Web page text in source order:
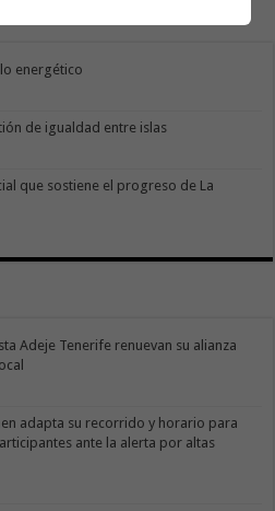
energético
de igualdad entre islas
que sostiene el progreso de La
Adeje Tenerife renuevan su alianza
adapta su recorrido y horario para
ante la alerta por altas